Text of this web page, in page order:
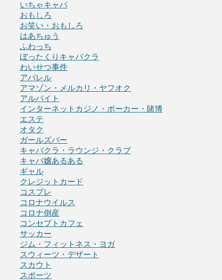
いちゃキャバ
おもしろ
お笑い・おもしろ
はあちゅう
ふわっち
ぼったくりキャバクラ
わいせつ事件
アパレル
アマゾン・メルカリ・ヤフオク
アルバイト
インターネットカジノ・ポーカー・賭博
エステ
オタク
ガールズバー
キャバクラ・ラウンジ・クラブ
キャバ嬢あるある
ギャル
クレジットカード
コスプレ
コロナウイルス
コロナ倒産
コンセプトカフェ
サッカー
ジム・フィットネス・ヨガ
スウィーツ・デザート
スカウト
スポーツ